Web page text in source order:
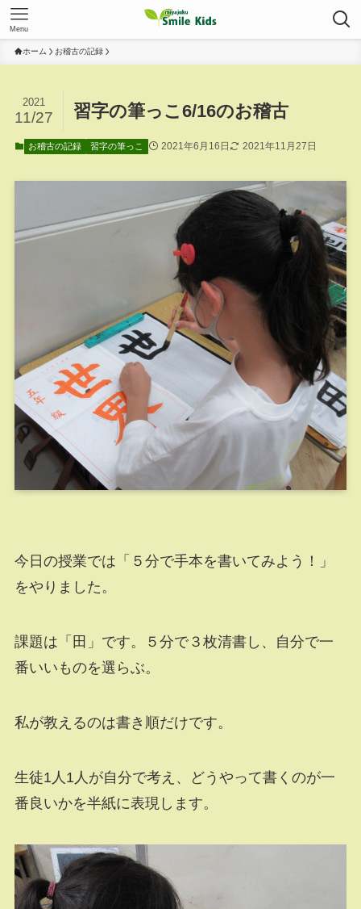
Menu
ホーム お稽古の記録
習字の筆っこ6/16のお稽古
2021
11/27
お稽古の記録 習字の筆っこ 2021年6月16日 2021年11月27日
今日の授業では「５分で手本を書いてみよう！」
をやりました。
課題は「田」です。５分で３枚清書し、自分で一
番いいものを選らぶ。
私が教えるのは書き順だけです。
生徒1人1人が自分で考え、どうやって書くのが一
番良いかを半紙に表現します。